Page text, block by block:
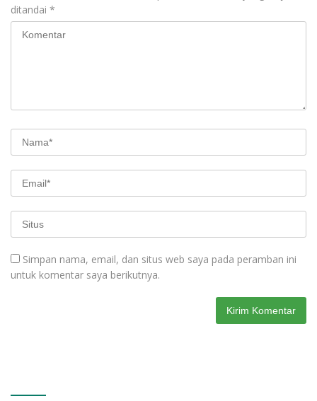
ditandai *
Simpan nama, email, dan situs web saya pada peramban ini
untuk komentar saya berikutnya.